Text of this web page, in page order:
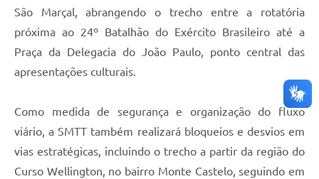
São Marçal, abrangendo o trecho entre a rotatória
próxima ao 24º Batalhão do Exército Brasileiro até a
Praça da Delegacia do João Paulo, ponto central das
apresentações culturais.
Como medida de segurança e organização do fluxo
viário, a SMTT também realizará bloqueios e desvios em
vias estratégicas, incluindo o trecho a partir da região do
Curso Wellington, no bairro Monte Castelo, seguindo em